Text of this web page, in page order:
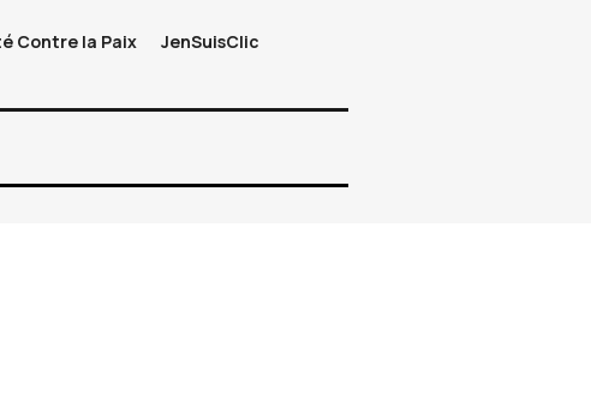
Contre la Paix JenSuisClic